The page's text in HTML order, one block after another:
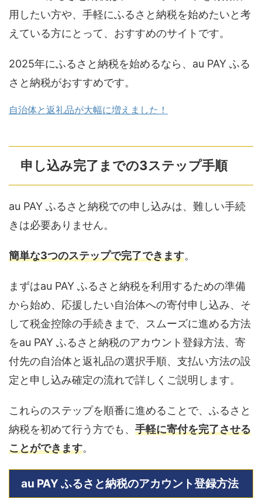
用したい方や、手軽にふるさと納税を始めたいと考
えている方にとって、おすすめのサイトです。
2025年にふるさと納税を始めるなら、au PAY ふる
さと納税がおすすめです。
自治体と返礼品が大幅に増えました！
申し込み完了までの3ステップ手順
au PAY ふるさと納税での申し込みは、難しい手続
きは必要ありません。
簡単な3つのステップで完了できます。
まずはau PAY ふるさと納税を利用するための準備
から始め、応援したい自治体への寄付申し込み、そ
して税金控除の手続きまで、スムーズに進める方法
をau PAY ふるさと納税のアカウント登録方法、寄
付先の自治体と返礼品の選択手順、支払い方法の設
定と申し込み確定の流れで詳しくご説明します。
これらのステップを順番に進めることで、ふるさと
納税を初めて行う方でも、 手軽に寄付を完了させる
ことができます。
au PAY ふるさと納税のアカウント登録方法